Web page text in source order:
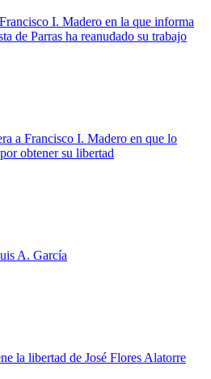
I. Madero en la que informa
de Parras ha reanudado su trabajo
a Francisco I. Madero en que lo
obtener su libertad
A. García
la libertad de José Flores Alatorre